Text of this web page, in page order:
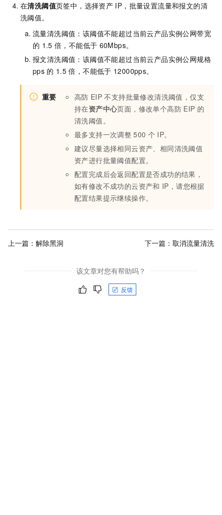
在清洗阈值页签中，选择资产 IP，批量设置流量和报文的清
洗阈值。
流量清洗阈值：该阈值不能超过当前云产品实例公网带宽
的 1.5 倍，不能低于 60Mbps。
报文清洗阈值：该阈值不能超过当前云产品实例公网规格
pps 的 1.5 倍，不能低于 12000pps。
重要 高防 EIP 不支持批量修改清洗阈值，仅支
持在资产中心页面，修改单个高防 EIP 的
清洗阈值。
最多支持一次调整 500 个 IP。
建议尽量选择相同云资产、相同清洗阈值
资产进行批量阈值配置。
配置完成后会返回配置是否成功的结果，
如有修改不成功的云资产和 IP，请您根据
配置结果提示继续操作。
上一篇： 解除黑洞 下一篇： 取消流量清洗
该文章对您有帮助吗？
反馈